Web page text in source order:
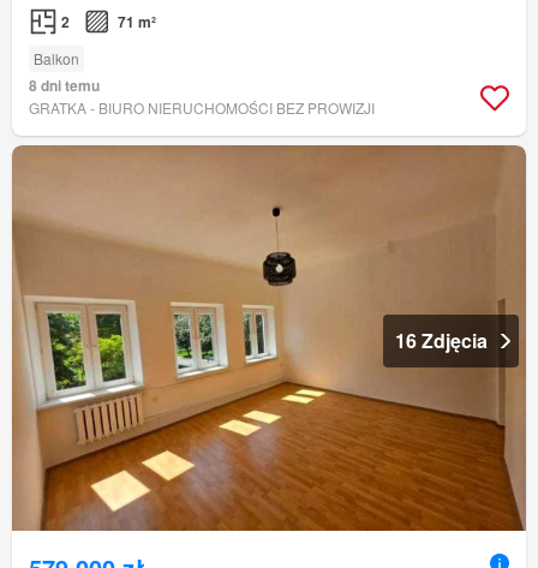
2 71 m²
Balkon
8 dni temu
GRATKA - BIURO NIERUCHOMOŚCI BEZ PROWIZJI
16 Zdjęcia